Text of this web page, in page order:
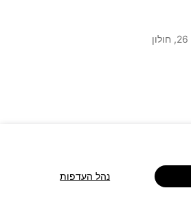
נהל העדפות